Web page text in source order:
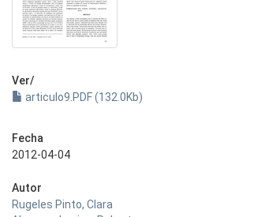
Ver/
articulo9.PDF (132.0Kb)
Fecha
2012-04-04
Autor
Rugeles Pinto, Clara